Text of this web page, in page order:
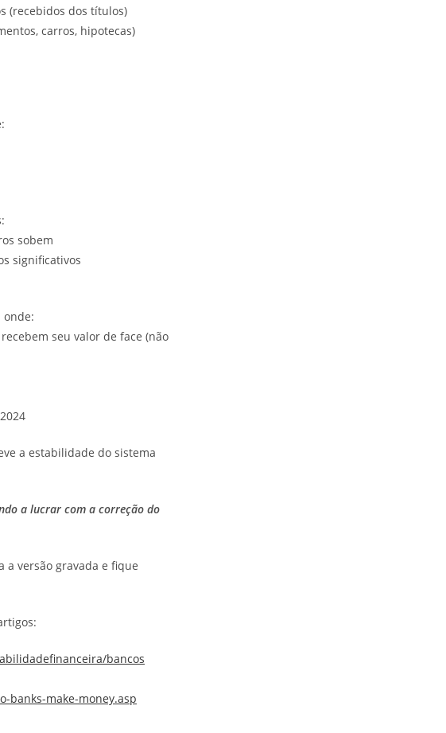
(recebidos dos títulos)
carros, hipotecas)
sobem
significativos
onde:
seu valor de face (não
a estabilidade do sistema
a lucrar com a correção do
a versão gravada e fique
bancos
banks-make-money.asp